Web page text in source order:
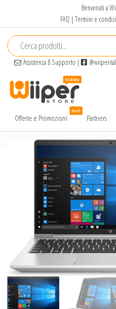
contenuto
Benvenuti a
FAQ | Termini e
Assistenza & Supporto |
alta
a basso
Offerte e Promozioni
Hot!
Partners